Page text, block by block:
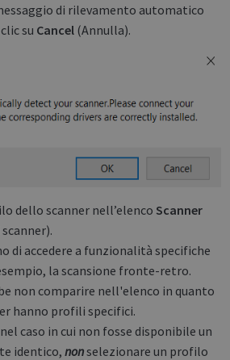
di rilevamento automatico
su Cancel (Annulla).
dello scanner nell’elenco Scanner
di accedere a funzionalità specifiche
la scansione fronte-retro.
non comparire nell'elenco in quanto
hanno profili specifici.
nel caso in cui non fosse disponibile un
identico,nonselezionare un profilo